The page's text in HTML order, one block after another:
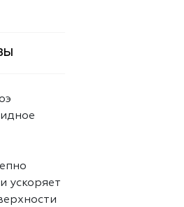
ускоряет